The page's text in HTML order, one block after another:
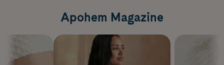
Apohem Magazine